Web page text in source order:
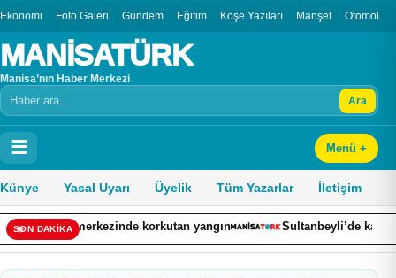
Ekonomi Foto Galeri Gündem Eğitim Köşe Yazıları Manşet Otomobil
MANİSATÜRK
Manisa’nın Haber Merkezi
Arama Ara
☰ Menü +
Künye Yasal Uyarı Üyelik Tüm Yazarlar İletişim
SON DAKİKAkorkutan yangın Sultanbeyli’de kaza yapan